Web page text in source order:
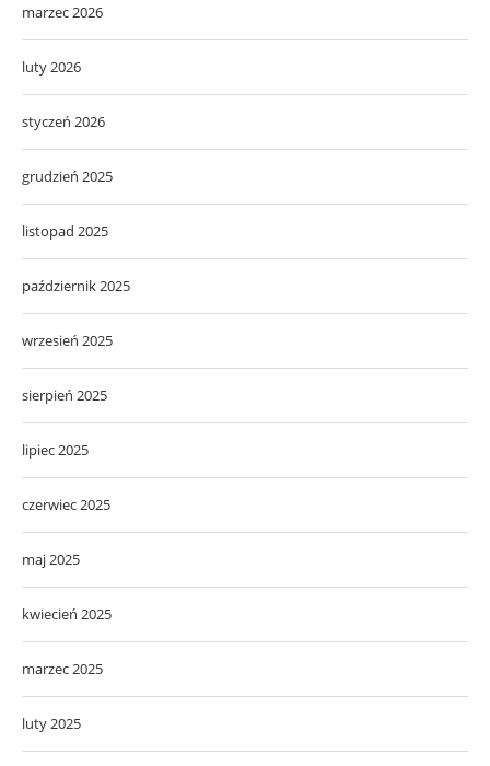
marzec 2026
luty 2026
styczeń 2026
grudzień 2025
listopad 2025
październik 2025
wrzesień 2025
sierpień 2025
lipiec 2025
czerwiec 2025
maj 2025
kwiecień 2025
marzec 2025
luty 2025